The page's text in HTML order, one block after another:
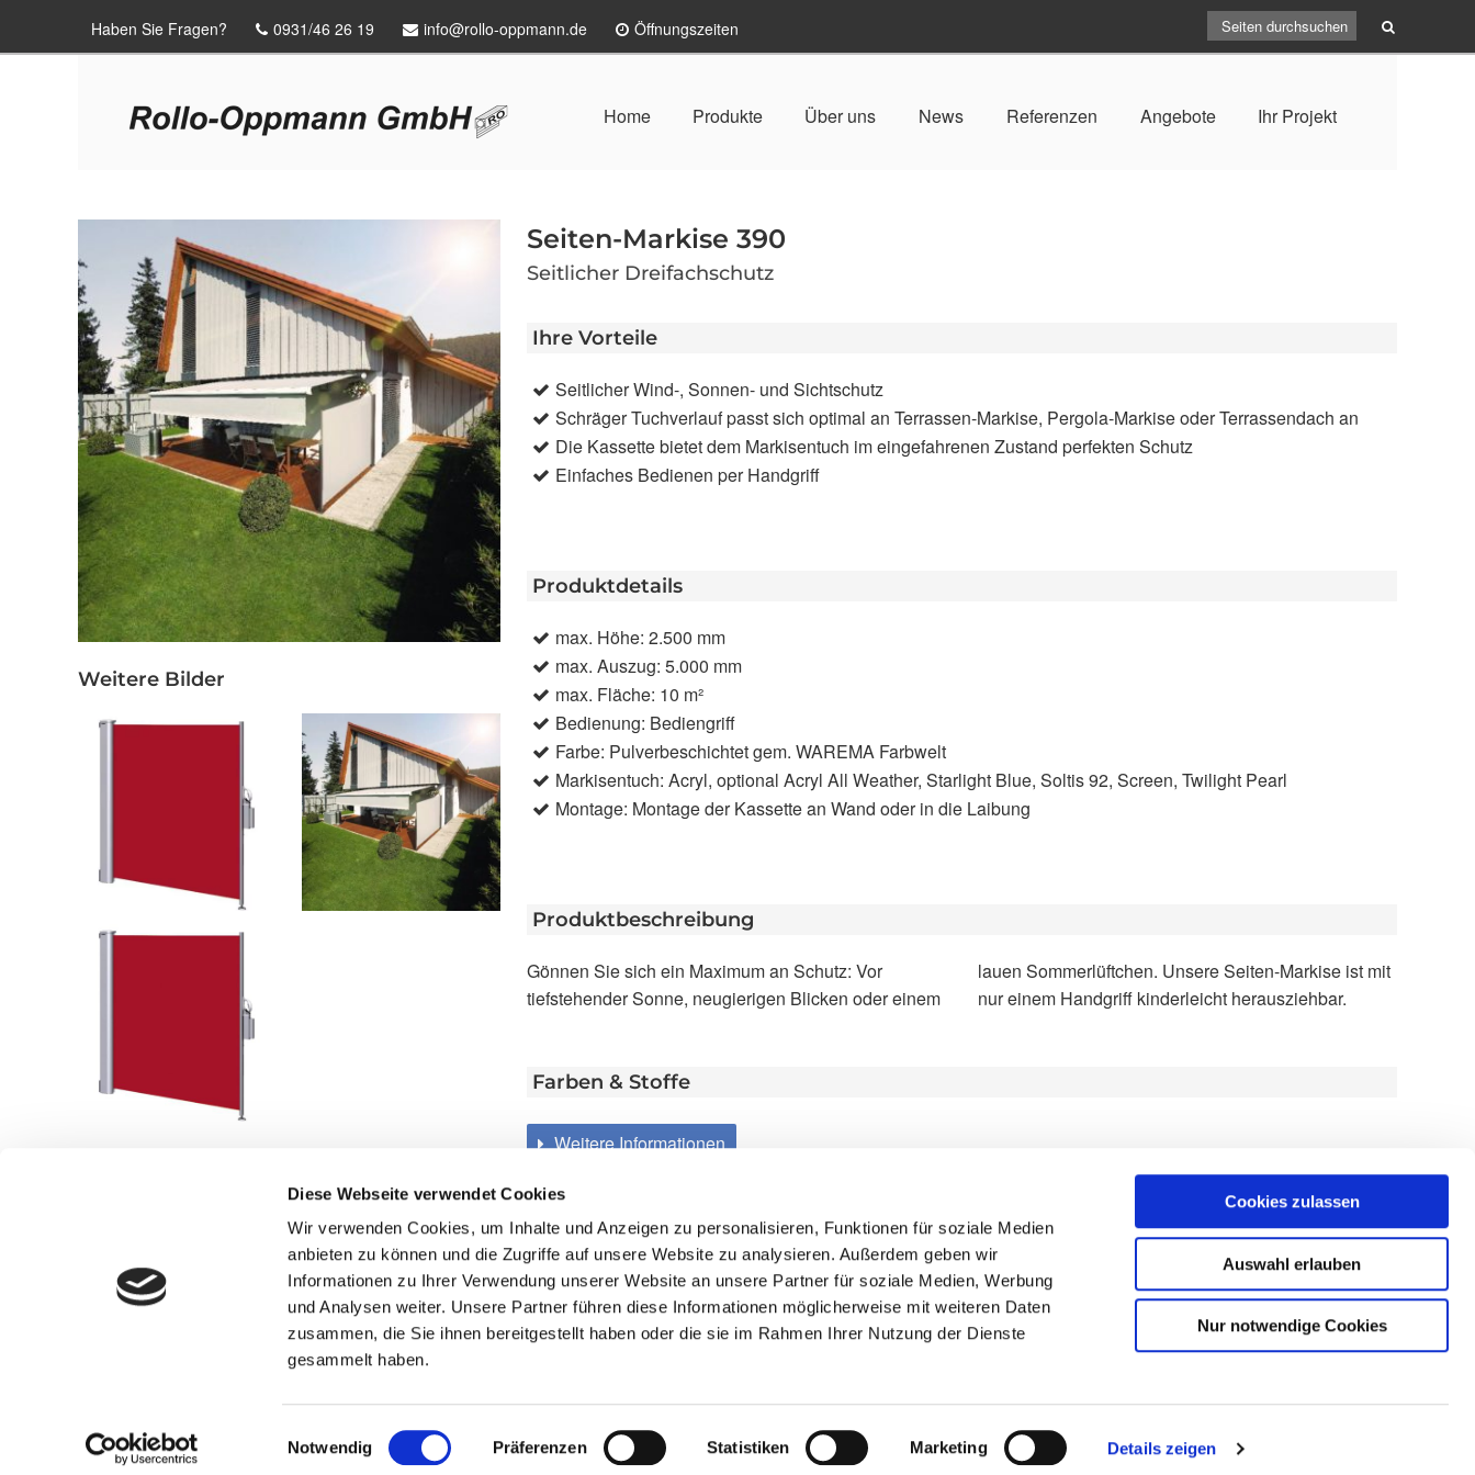
Diese Webseite verwendet Cookies
Wir verwenden Cookies, um Inhalte und Anzeigen zu personalisieren, Funktionen für soziale Medien
anbieten zu können und die Zugriffe auf unsere Website zu analysieren. Außerdem geben wir
Informationen zu Ihrer Verwendung unserer Website an unsere Partner für soziale Medien, Werbung
und Analysen weiter. Unsere Partner führen diese Informationen möglicherweise mit weiteren Daten
zusammen, die Sie ihnen bereitgestellt haben oder die sie im Rahmen Ihrer Nutzung der Dienste
gesammelt haben.
Einwilligungsauswahl
Notwendig Präferenzen Statistiken Marketing Details zeigen
Cookies zulassen
Auswahl erlauben
Nur notwendige Cookies
Haben Sie Fragen? 0931/46 26 19 info@rollo-oppmann.de Öffnungszeiten
Home Produkte Über uns News Referenzen Angebote Ihr Projekt
Seiten-Markise 390
Seitlicher Dreifachschutz
Ihre Vorteile
Seitlicher Wind-, Sonnen- und Sichtschutz
Schräger Tuchverlauf passt sich optimal an Terrassen-Markise, Pergola-Markise oder Terrassendach an
Die Kassette bietet dem Markisentuch im eingefahrenen Zustand perfekten Schutz
Einfaches Bedienen per Handgriff
Produktdetails
max. Höhe: 2.500 mm
max. Auszug: 5.000 mm
max. Fläche: 10 m²
Bedienung: Bediengriff
Farbe: Pulverbeschichtet gem. WAREMA Farbwelt
Markisentuch: Acryl, optional Acryl All Weather, Starlight Blue, Soltis 92, Screen, Twilight Pearl
Montage: Montage der Kassette an Wand oder in die Laibung
Produktbeschreibung
Gönnen Sie sich ein Maximum an Schutz: Vor
tiefstehender Sonne, neugierigen Blicken oder einem
lauen Sommerlüftchen. Unsere Seiten-Markise ist mit
nur einem Handgriff kinderleicht herausziehbar.
Farben & Stoffe
Weitere Informationen
Weitere Bilder
Beitragsnavigation H-VDA
Rollo Oppmann GmbH
Thoma-Rieder-Str. 7 97276 Margetshöchheim